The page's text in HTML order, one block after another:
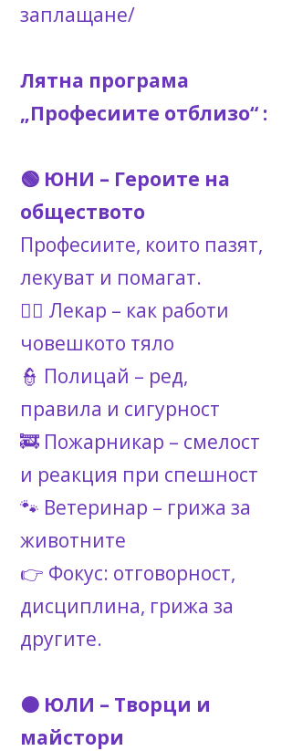
заплащане/
Лятна програма
„Професиите отблизо“ :
🟢 ЮНИ – Героите на
обществото
Професиите, които пазят,
лекуват и помагат.
👩‍⚕️ Лекар – как работи
човешкото тяло
👮 Полицай – ред,
правила и сигурност
🚒 Пожарникар – смелост
и реакция при спешност
🐾 Ветеринар – грижа за
животните
👉 Фокус: отговорност,
дисциплина, грижа за
другите.
🟠 ЮЛИ – Творци и
майстори